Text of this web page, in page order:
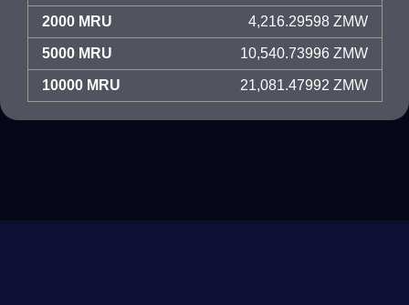
2000 MRU 4,216.29598 ZMW
5000 MRU 10,540.73996 ZMW
10000 MRU 21,081.47992 ZMW